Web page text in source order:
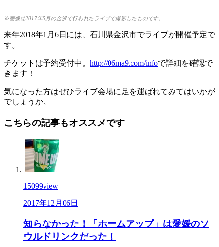
※画像は2017年5月の金沢で行われたライブで撮影したものです。
来年2018年1月6日には、石川県金沢市でライブが開催予定で
す。
チケットは予約受付中。 http://06ma9.com/infoで詳細を確認で
きます！
気になった方はぜひライブ会場に足を運ばれてみてはいかが
でしょうか。
こちらの記事もオススメです
15099view
2017年12月06日
知らなかった！「ホームアップ」は愛媛のソ
ウルドリンクだった！